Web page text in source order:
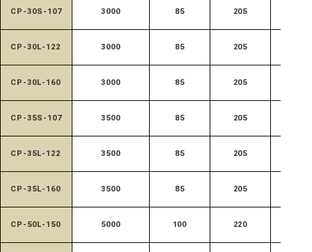
CP-30S-107 3000 85 205
CP-30L-122 3000 85 205
CP-30L-160 3000 85 205
CP-35S-107 3500 85 205
CP-35L-122 3500 85 205
CP-35L-160 3500 85 205
CP-50L-150 5000 100 220